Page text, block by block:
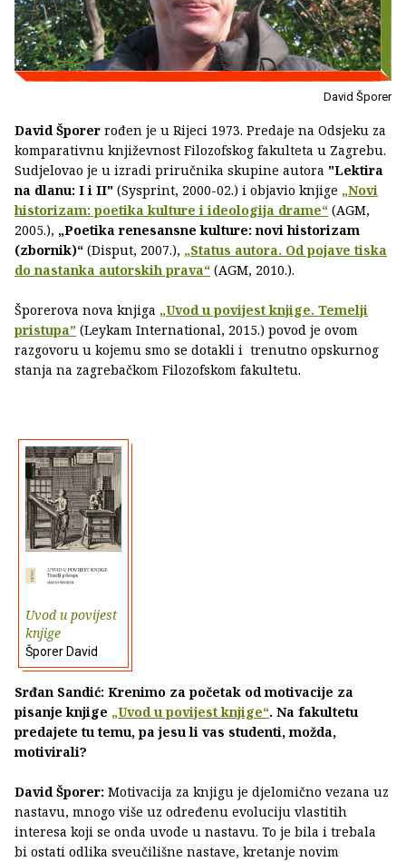
David Šporer
David Šporer rođen je u Rijeci 1973. Predaje na Odsjeku za
komparativnu književnost Filozofskog fakulteta u Zagrebu.
Sudjelovao je u izradi priručnika skupine autora "Lektira
na dlanu: I i II" (Sysprint, 2000-02.) i objavio knjige „Novi
historizam: poetika kulture i ideologija drame“ (AGM,
2005.), „Poetika renesansne kulture: novi historizam
(zbornik)“ (Disput, 2007.), „Status autora. Od pojave tiska
do nastanka autorskih prava“ (AGM, 2010.).
Šporerova nova knjiga „Uvod u povijest knjige. Temelji
pristupa” (Leykam International, 2015.) povod je ovom
razgovoru u kojemu smo se dotakli i trenutno opskurnog
stanja na zagrebačkom Filozofskom fakultetu.
Uvod u povijest
knjige
Šporer David
Srđan Sandić: Krenimo za početak od motivacije za
pisanje knjige „Uvod u povijest knjige“. Na fakultetu
predajete tu temu, pa jesu li vas studenti, možda,
motivirali?
David Šporer: Motivacija za knjigu je djelomično vezana uz
nastavu, mnogo više uz određenu evoluciju vlastitih
interesa koji se onda uvode u nastavu. To je bila i trebala
bi ostati odlika sveučilišne nastave, kretanje novim